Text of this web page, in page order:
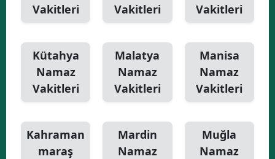
Vakitleri
Vakitleri
Vakitleri
Kütahya
Namaz
Vakitleri
Malatya
Namaz
Vakitleri
Manisa
Namaz
Vakitleri
Kahraman
maraş
Mardin
Namaz
Muğla
Namaz